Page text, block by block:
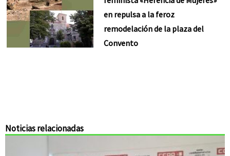
en repulsa a la feroz
remodelación de la plaza del
Convento
Noticias relacionadas